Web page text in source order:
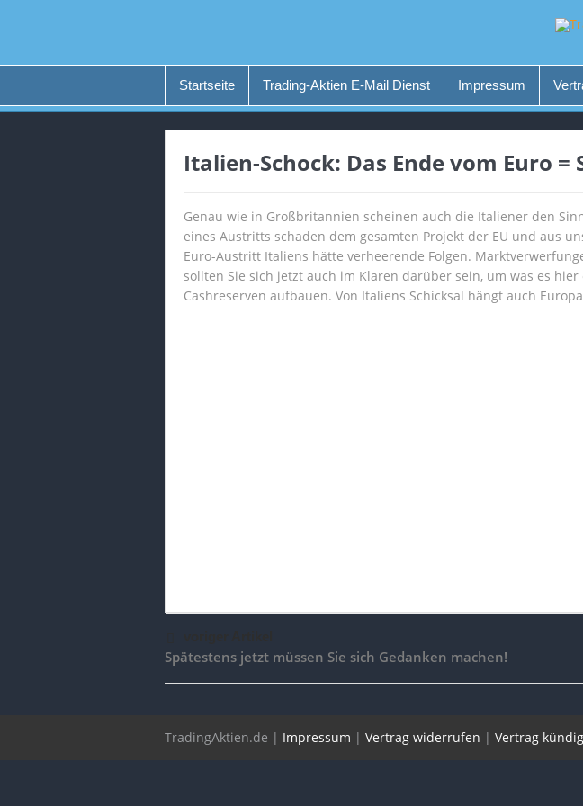
Startseite Trading-Aktien E-Mail Dienst Impressum
Italien-Schock: Das Ende vom Euro =
Genau wie in Großbritannien scheinen auch die Italiener den
eines Austritts schaden dem gesamten Projekt der EU und aus
Euro-Austritt Italiens hätte verheerende Folgen.
sollten Sie sich jetzt auch im Klaren darüber sein, um was es
Cashreserven aufbauen. Von Italiens Schicksal hängt auch
Spätestens jetzt müssen Sie sich Gedanken machen!
TradingAktien.de | Impressum | Vertrag widerrufen | Vertrag